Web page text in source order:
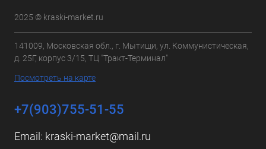
2025 © kraski-market.ru
141009, Московская обл., г. Мытищи, ул. Коммунистическая,
д. 25Г, корпус 3/15, ТЦ "Тракт-Терминал"
Посмотреть на карте
+7(903)755-51-55
Email: kraski-market@mail.ru